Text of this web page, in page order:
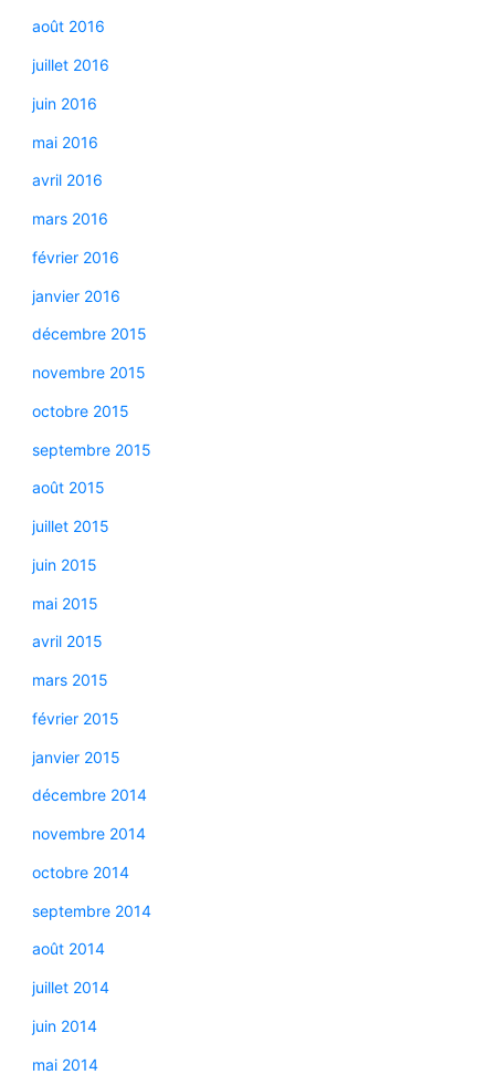
août 2016
juillet 2016
juin 2016
mai 2016
avril 2016
mars 2016
février 2016
janvier 2016
décembre 2015
novembre 2015
octobre 2015
septembre 2015
août 2015
juillet 2015
juin 2015
mai 2015
avril 2015
mars 2015
février 2015
janvier 2015
décembre 2014
novembre 2014
octobre 2014
septembre 2014
août 2014
juillet 2014
juin 2014
mai 2014